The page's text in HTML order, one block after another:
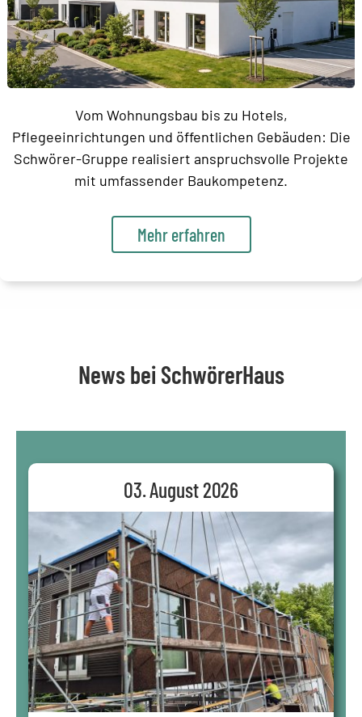
Vom Wohnungsbau bis zu Hotels,
Pflegeeinrichtungen und öffentlichen Gebäuden: Die
Schwörer-Gruppe realisiert anspruchsvolle Projekte
mit umfassender Baukompetenz.
Mehr erfahren
News bei SchwörerHaus
03. August 2026